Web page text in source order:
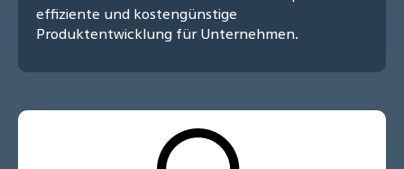
effiziente und kostengünstige
Produktentwicklung für Unternehmen.